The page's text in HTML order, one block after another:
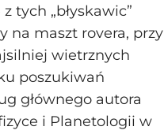
tych „błyskawic”
na maszt rovera, przy
wietrznych
poszukiwań
głównego autora
i Planetologii w